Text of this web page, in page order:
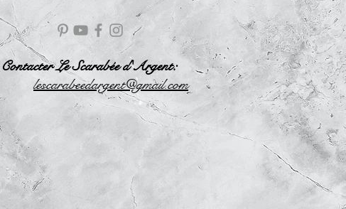
Contacter Le Scarabée d'Argent:
lescarabeedargent@gmail.com